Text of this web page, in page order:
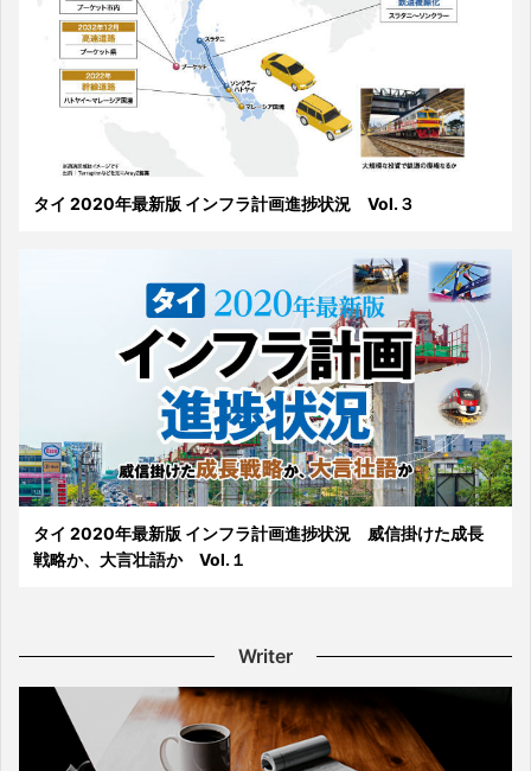
タイ 2020年最新版 インフラ計画進捗状況 Vol.３
タイ 2020年最新版 インフラ計画進捗状況 威信掛けた成長
戦略か、大言壮語か Vol.１
Writer